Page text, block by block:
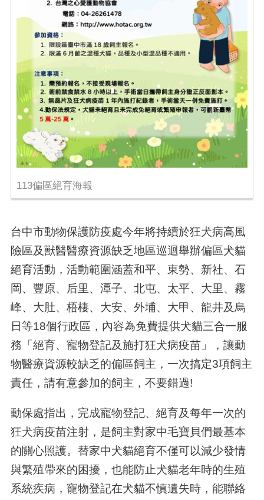
113偏區絕育海報
台中市動物保護防疫處今年將持續於狂犬病高風
險區及獸醫醫療資源缺乏地區巡迴舉辦偏區犬貓
絕育活動，活動範圍涵蓋和平、東勢、新社、石
岡、豐原、后里、潭子、北屯、太平、大里、霧
峰、大肚、梧棲、大安、外埔、大甲、龍井及烏
日等18個行政區，內容為免費提供犬貓三合一服
務「絕育、寵物登記及施打狂犬病疫苗」，讓動
物醫療資源較缺乏的偏區飼主，一次搞定3項飼主
責任，請有意參加的飼主，不要錯過!
動保處指出，完成寵物登記、絕育及每年一次的
狂犬病疫苗注射，是飼主對家中毛寶貝們最基本
的關心照護。替家中犬貓絕育不僅可以減少發情
與繁殖帶來的困擾，也能防止犬貓老年時的生殖
系統疾病，寵物登記在犬貓不慎遺失時，能聯絡